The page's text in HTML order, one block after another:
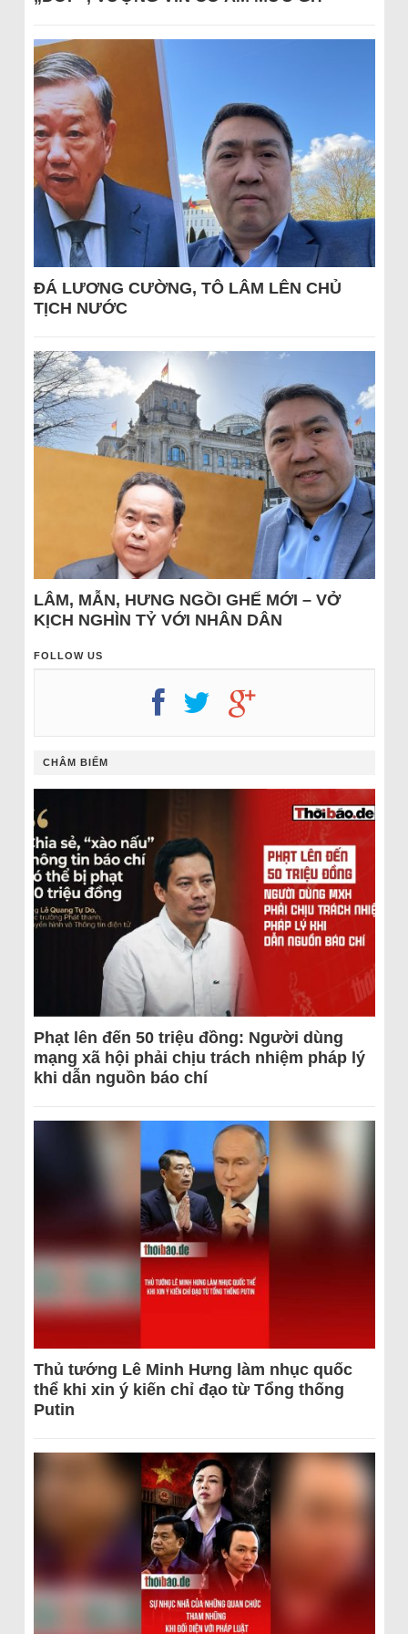
ĐÁ LƯƠNG CƯỜNG, TÔ LÂM LÊN CHỦ
TỊCH NƯỚC
LÂM, MẪN, HƯNG NGỒI GHẾ MỚI – VỞ
KỊCH NGHÌN TỶ VỚI NHÂN DÂN
FOLLOW US
CHÂM BIẾM
Phạt lên đến 50 triệu đồng: Người dùng
mạng xã hội phải chịu trách nhiệm pháp lý
khi dẫn nguồn báo chí
Thủ tướng Lê Minh Hưng làm nhục quốc
thể khi xin ý kiến chỉ đạo từ Tổng thống
Putin